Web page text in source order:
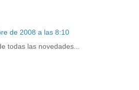
de 2008 a las 8:10
todas las novedades...